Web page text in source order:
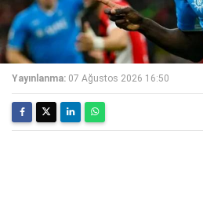
Yayınlanma: 07 Ağustos 2026 16:50